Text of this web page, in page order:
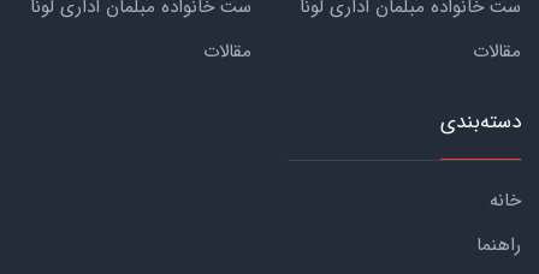
ست خانواده مبلمان اداری لونا
مقالات
ست خانواده مبلمان اداری لونا
مقالات
دسته‌بندی
خانه
راهنما